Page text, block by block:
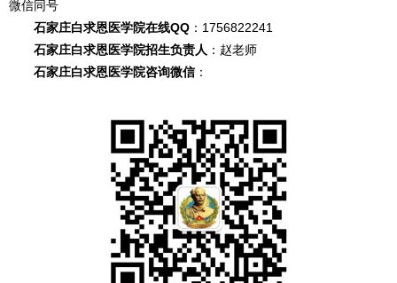
微信同号
石家庄白求恩医学院在线QQ ：1756822241
石家庄白求恩医学院招生负责人 ：赵老师
石家庄白求恩医学院咨询微信：